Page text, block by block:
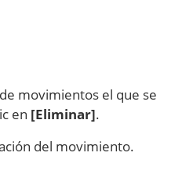
movimientos el que se
en [Eliminar].
del movimiento.